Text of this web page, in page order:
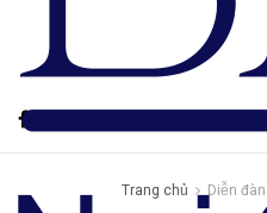
Trang chủ Diễn đàn